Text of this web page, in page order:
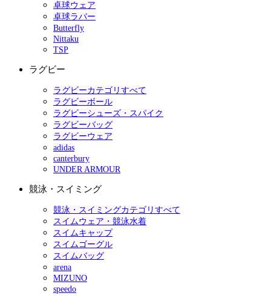
卓球ウェア
卓球ラバー
Butterfly
Nittaku
TSP
ラグビー
ラグビーカテゴリすべて
ラグビーボール
ラグビーシューズ・スパイク
ラグビーバッグ
ラグビーウェア
adidas
canterbury
UNDER ARMOUR
競泳・スイミング
競泳・スイミングカテゴリすべて
スイムウェア・競泳水着
スイムキャップ
スイムゴーグル
スイムバッグ
arena
MIZUNO
speedo